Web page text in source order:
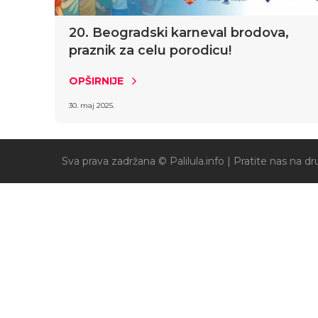
20. Beogradski karneval brodova,
praznik za celu porodicu!
OPŠIRNIJE
30. maj 2025.
Sva prava zadržana © Palilula.info | Pratite nas na